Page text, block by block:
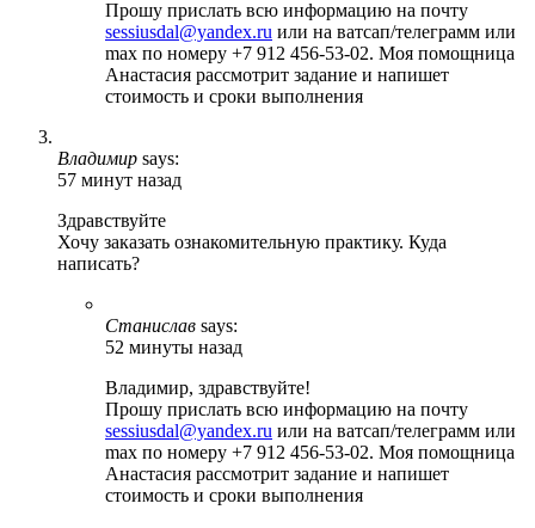
Прошу прислать всю информацию на почту
sessiusdal@yandex.ru или на ватсап/телеграмм или
max по номеру +7 912 456-53-02. Моя помощница
Анастасия рассмотрит задание и напишет
стоимость и сроки выполнения
Владимир says:
57 минут назад
Здравствуйте
Хочу заказать ознакомительную практику. Куда
написать?
Станислав says:
52 минуты назад
Владимир, здравствуйте!
Прошу прислать всю информацию на почту
sessiusdal@yandex.ru или на ватсап/телеграмм или
max по номеру +7 912 456-53-02. Моя помощница
Анастасия рассмотрит задание и напишет
стоимость и сроки выполнения